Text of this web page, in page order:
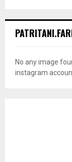
No any image
instagram